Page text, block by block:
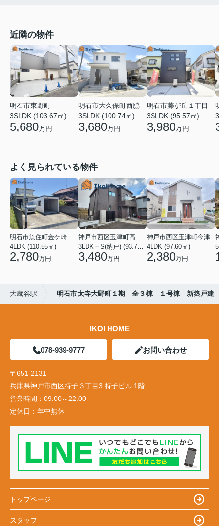
近隣の物件
明石市東野町
3SLDK (103.67㎡)
5,680万円
明石市大久保町西脇
3SLDK (100.74㎡)
3,680万円
明石市藤が丘１丁目
3SLDK (95.57㎡)
3,980万円
よく見られている物件
明石市魚住町金ケ崎
4LDK (110.55㎡)
2,780万円
神戸市西区玉津町高津橋
3LDK＋S(納戸) (93.74㎡)
3,480万円
神戸市西区玉津町今津
4LDK (97.60㎡)
2,380万円
大蔵谷駅 明石市太寺大野町１期 全３棟 １号棟 新築戸建
IKOI HOME
078-939-9777 お問い合わせ
〒651-2131
兵庫県神戸市西区持子３丁目3 持子ビル 1階
営業時間： 09:00～22:00
定休日： 年中無休
トップページ
スタッフ